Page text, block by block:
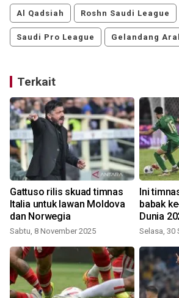
Al Qadsiah Roshn Saudi League
Saudi Pro League Gelandang
Terkait
Gattuso rilis skuad timnas
Italia untuk lawan Moldova
dan Norwegia
Sabtu, 8 November 2025
Ini
babak
Dunia
Selasa, 30